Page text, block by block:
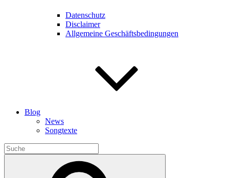
Datenschutz
Disclaimer
Allgemeine Geschäftsbedingungen
Blog
News
Songtexte
Search
for: